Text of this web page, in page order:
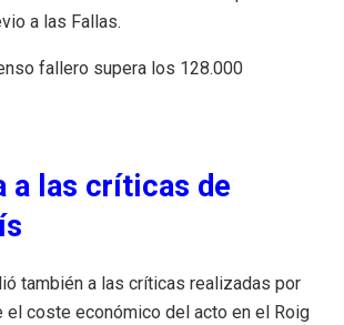
a las Fallas.
fallero supera los 128.000
a las críticas de
también a las críticas realizadas por
el coste económico del acto en el Roig